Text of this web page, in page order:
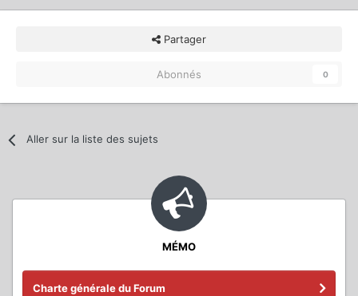
Partager
Abonnés 0
Aller sur la liste des sujets
MÉMO
Charte générale du Forum